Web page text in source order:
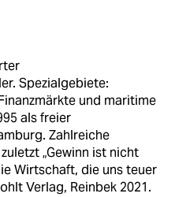
Spezialgebiete:
und maritime
als freier
Zahlreiche
„Gewinn ist nicht
Wirtschaft, die uns teuer
Verlag, Reinbek 2021.